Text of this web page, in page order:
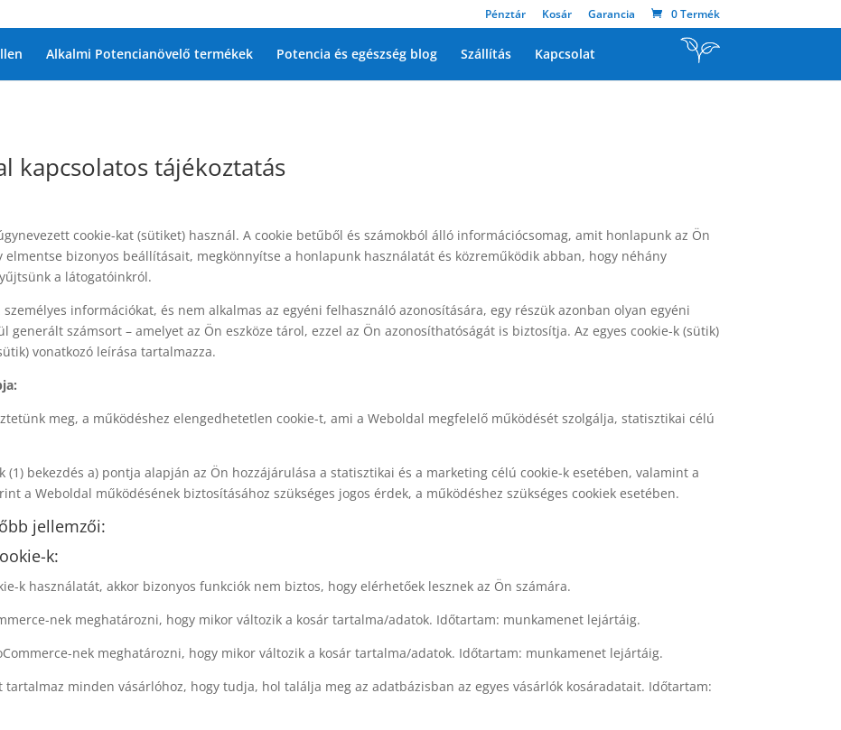
Pénztár Kosár Garancia 0 Termék
Alkalmi Potencianövelő termékek Potencia és egészség blog Szállítás Kapcsolat
kapcsolatos tájékoztatás
cookie-kat (sütiket) használ. A cookie betűből és számokból álló információcsomag, amit honlapunk az Ön
bizonyos beállításait, megkönnyítse a honlapunk használatát és közreműködik abban, hogy néhány
a látogatóinkról.
információkat, és nem alkalmas az egyéni felhasználó azonosítására, egy részük azonban olyan egyéni
számsort – amelyet az Ön eszköze tárol, ezzel az Ön azonosíthatóságát is biztosítja. Az egyes cookie-k (sütik)
vonatkozó leírása tartalmazza.
meg, a működéshez elengedhetetlen cookie-t, ami a Weboldal megfelelő működését szolgálja, statisztikai célú
(1) bekezdés a) pontja alapján az Ön hozzájárulása a statisztikai és a marketing célú cookie-k esetében, valamint a
a Weboldal működésének biztosításához szükséges jogos érdek, a működéshez szükséges cookiek esetében.
jellemzői:
k:
k használatát, akkor bizonyos funkciók nem biztos, hogy elérhetőek lesznek az Ön számára.
nek meghatározni, hogy mikor változik a kosár tartalma/adatok. Időtartam: munkamenet lejártáig.
nek meghatározni, hogy mikor változik a kosár tartalma/adatok. Időtartam: munkamenet lejártáig.
tartalmaz minden vásárlóhoz, hogy tudja, hol találja meg az adatbázisban az egyes vásárlók kosáradatait. Időtartam: